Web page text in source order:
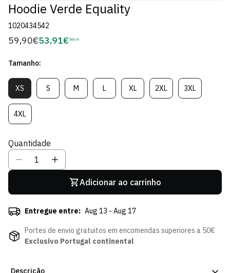
Hoodie Verde Equality
1020434542
Preço
59,90€Preço
Sócio
53,91€ Sócio
Tamanho:
XSVariante
Esgotada
Ou
Indisponível
SVariante
Esgotada
MVariante
Esgotada
LVariante
Esgotada
XLVariante
Esgotada
2XLVariante
Esgotada
3XLVariante
Esgotada
4XLVariante
Esgotada
Indisponível
Quantidade
Adicionar ao carrinho
Entregue entre: Aug 13 - Aug 17
Portes de envio gratuitos em encomendas superiores a 50€
Exclusivo Portugal continental
Descrição